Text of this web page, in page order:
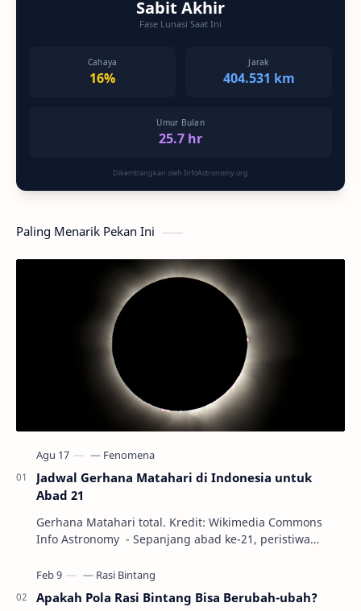
Sabit Akhir
Fase Lunasi Saat Ini
Cahaya
16%
Jarak
404.531 km
Umur Bulan
25.7 hr
Dikembangkan oleh InfoAstronomy.org
Paling Menarik Pekan Ini
Jadwal Gerhana Matahari di Indonesia untuk
Abad 21
Gerhana Matahari total. Kredit: Wikimedia Commons
Info Astronomy - Sepanjang abad ke-21, peristiwa
Apakah Pola Rasi Bintang Bisa Berubah-ubah?